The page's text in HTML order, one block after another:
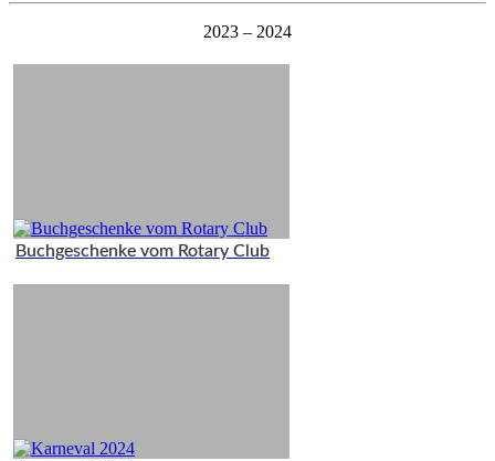
2023 – 2024
Buchgeschenke vom Rotary Club